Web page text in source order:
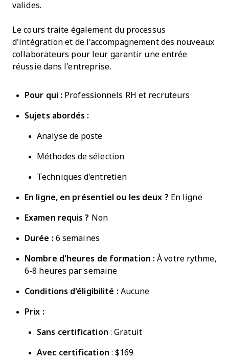
valides.
Le cours traite également du processus
d'intégration et de l'accompagnement des nouveaux
collaborateurs pour leur garantir une entrée
réussie dans l'entreprise.
Pour qui : Professionnels RH et recruteurs
Sujets abordés :
Analyse de poste
Méthodes de sélection
Techniques d'entretien
En ligne, en présentiel ou les deux ? En ligne
Examen requis ? Non
Durée : 6 semaines
Nombre d'heures de formation : À votre rythme,
6-8 heures par semaine
Conditions d'éligibilité : Aucune
Prix :
Sans certification : Gratuit
Avec certification : $169